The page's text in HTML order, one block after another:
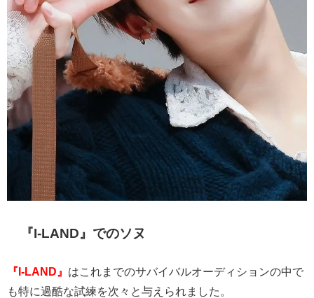
『 I-LAND』でのソヌ
『I-LAND』 はこれまでのサバイバルオーディションの中で
も特に過酷な試練を次々と与えられました。